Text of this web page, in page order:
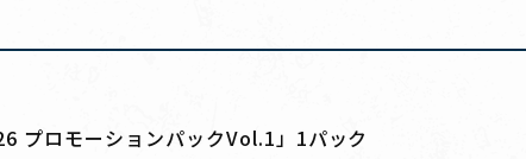
プロモーションパックVol.1」1パック